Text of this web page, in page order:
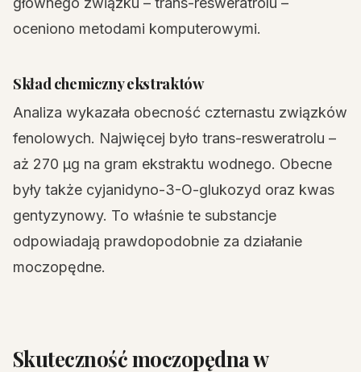
oceniono metodami komputerowymi.
Skład chemiczny ekstraktów
Analiza wykazała obecność czternastu związków
fenolowych. Najwięcej było trans-resweratrolu –
aż 270 µg na gram ekstraktu wodnego. Obecne
były także cyjanidyno-3-O-glukozyd oraz kwas
gentyzynowy. To właśnie te substancje
odpowiadają prawdopodobnie za działanie
moczopędne.
Skuteczność moczopędna w